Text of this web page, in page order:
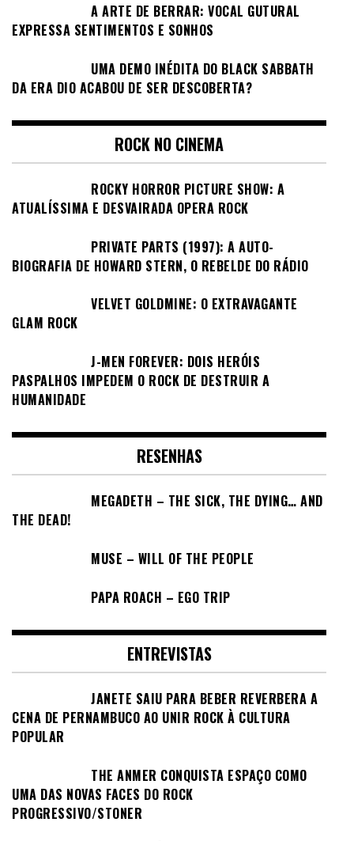
A ARTE DE BERRAR: VOCAL GUTURAL
EXPRESSA SENTIMENTOS E SONHOS
UMA DEMO INÉDITA DO BLACK SABBATH
DA ERA DIO ACABOU DE SER DESCOBERTA?
ROCK NO CINEMA
ROCKY HORROR PICTURE SHOW: A
ATUALÍSSIMA E DESVAIRADA OPERA ROCK
PRIVATE PARTS (1997): A AUTO-
BIOGRAFIA DE HOWARD STERN, O REBELDE DO RÁDIO
VELVET GOLDMINE: O EXTRAVAGANTE
GLAM ROCK
J-MEN FOREVER: DOIS HERÓIS
PASPALHOS IMPEDEM O ROCK DE DESTRUIR A
HUMANIDADE
RESENHAS
MEGADETH – THE SICK, THE DYING… AND
THE DEAD!
MUSE – WILL OF THE PEOPLE
PAPA ROACH – EGO TRIP
ENTREVISTAS
JANETE SAIU PARA BEBER REVERBERA A
CENA DE PERNAMBUCO AO UNIR ROCK À CULTURA
POPULAR
THE ANMER CONQUISTA ESPAÇO COMO
UMA DAS NOVAS FACES DO ROCK
PROGRESSIVO/STONER